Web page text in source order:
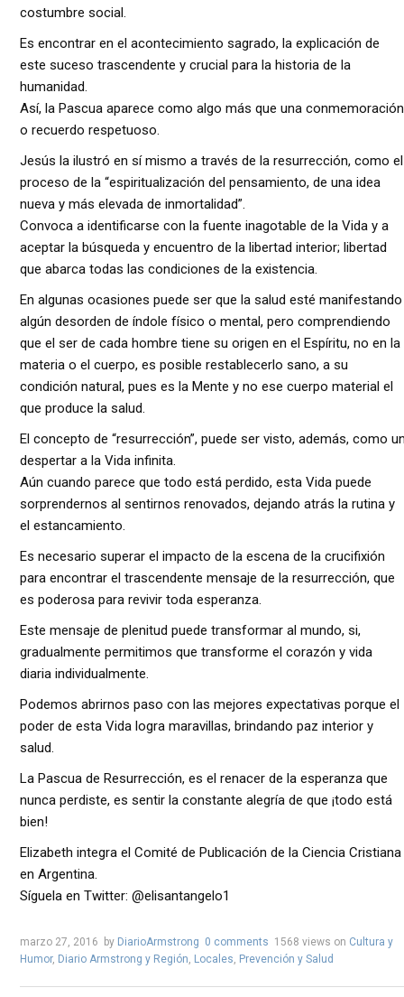
costumbre social.
Es encontrar en el acontecimiento sagrado, la explicación de
este suceso trascendente y crucial para la historia de la
humanidad.
Así, la Pascua aparece como algo más que una conmemoración
o recuerdo respetuoso.
Jesús la ilustró en sí mismo a través de la resurrección, como el
proceso de la “espiritualización del pensamiento, de una idea
nueva y más elevada de inmortalidad”.
Convoca a identificarse con la fuente inagotable de la Vida y a
aceptar la búsqueda y encuentro de la libertad interior; libertad
que abarca todas las condiciones de la existencia.
En algunas ocasiones puede ser que la salud esté manifestando
algún desorden de índole físico o mental, pero comprendiendo
que el ser de cada hombre tiene su origen en el Espíritu, no en la
materia o el cuerpo, es posible restablecerlo sano, a su
condición natural, pues es la Mente y no ese cuerpo material el
que produce la salud.
El concepto de “resurrección”, puede ser visto, además, como
despertar a la Vida infinita.
Aún cuando parece que todo está perdido, esta Vida puede
sorprendernos al sentirnos renovados, dejando atrás la rutina y
el estancamiento.
Es necesario superar el impacto de la escena de la crucifixión
para encontrar el trascendente mensaje de la resurrección, que
es poderosa para revivir toda esperanza.
Este mensaje de plenitud puede transformar al mundo, si,
gradualmente permitimos que transforme el corazón y vida
diaria individualmente.
Podemos abrirnos paso con las mejores expectativas porque el
poder de esta Vida logra maravillas, brindando paz interior y
salud.
La Pascua de Resurrección, es el renacer de la esperanza que
nunca perdiste, es sentir la constante alegría de que ¡todo está
bien!
Elizabeth integra el Comité de Publicación de la Ciencia Cristiana
en Argentina.
Síguela en Twitter: @elisantangelo1
marzo 27, 2016 by DiarioArmstrong 0 comments 1568 views on Cultura y
Humor, Diario Armstrong y Región, Locales, Prevención y Salud